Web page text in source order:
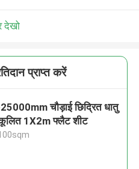
देखो
प्राप्त करें
चौड़ाई छिद्रित धातु
1X2m फ्लैट शीट